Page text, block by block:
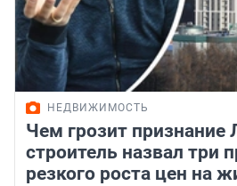
НЕДВИЖИМОСТЬ
Чем грозит
строитель назвал три
резкого роста цен на